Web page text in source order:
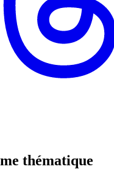
thématique